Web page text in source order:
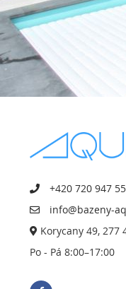
+420 720 947
info@bazeny-
Korycany 49, 277
Po - Pá 8:00–17:00